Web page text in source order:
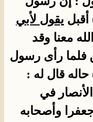
أقبل يقول لأبي
معنا وقد
فلما رأى رسول
حاله قال له :
في
وأصحابه